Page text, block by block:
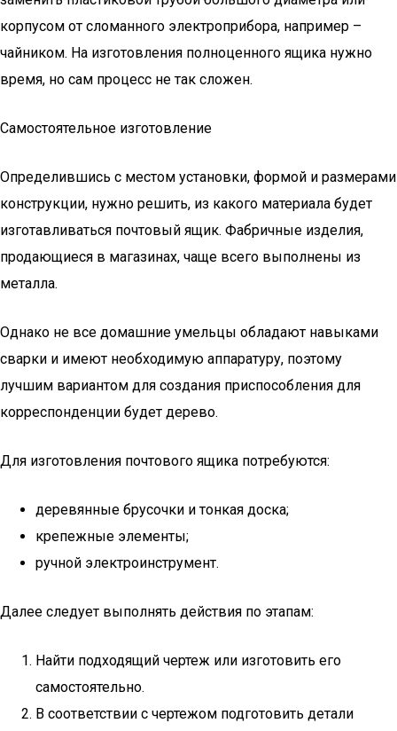
корпусом от сломанного электроприбора, например –
чайником. На изготовления полноценного ящика нужно
время, но сам процесс не так сложен.
Самостоятельное изготовление
Определившись с местом установки, формой и размерами
конструкции, нужно решить, из какого материала будет
изготавливаться почтовый ящик. Фабричные изделия,
продающиеся в магазинах, чаще всего выполнены из
металла.
Однако не все домашние умельцы обладают навыками
сварки и имеют необходимую аппаратуру, поэтому
лучшим вариантом для создания приспособления для
корреспонденции будет дерево.
Для изготовления почтового ящика потребуются:
деревянные брусочки и тонкая доска;
крепежные элементы;
ручной электроинструмент.
Далее следует выполнять действия по этапам:
Найти подходящий чертеж или изготовить его
самостоятельно.
В соответствии с чертежом подготовить детали